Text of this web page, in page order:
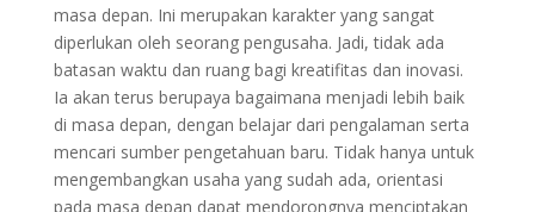
masa depan. Ini merupakan karakter yang sangat
diperlukan oleh seorang pengusaha. Jadi, tidak ada
batasan waktu dan ruang bagi kreatifitas dan inovasi.
Ia akan terus berupaya bagaimana menjadi lebih baik
di masa depan, dengan belajar dari pengalaman serta
mencari sumber pengetahuan baru. Tidak hanya untuk
mengembangkan usaha yang sudah ada, orientasi
pada masa depan dapat mendorongnya menciptakan